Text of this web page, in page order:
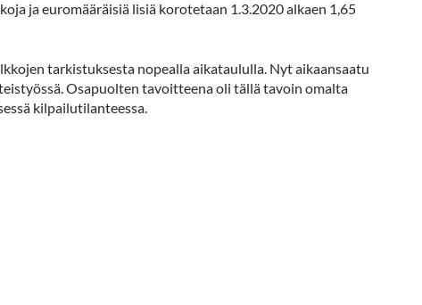
ja euromääräisiä lisiä korotetaan 1.3.2020 alkaen 1,65
tarkistuksesta nopealla aikataululla. Nyt aikaansaatu
Osapuolten tavoitteena oli tällä tavoin omalta
kilpailutilanteessa.